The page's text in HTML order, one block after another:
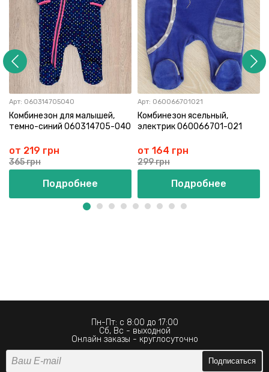
Арт: 060314705040
Комбинезон для малышей,
темно-синий 060314705-040
от 219 грн
365 грн
Подробнее
Арт: 060066701021
Комбинезон ясельный,
электрик 060066701-021
от 164 грн
299 грн
Подробнее
Пн-Пт: с 8:00 до 17:00
Сб, Вс - выходной
Онлайн заказы - круглосуточно
Подписаться